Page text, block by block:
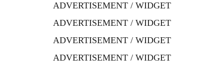
ADVERTISEMENT / WIDGET
ADVERTISEMENT / WIDGET
ADVERTISEMENT / WIDGET
ADVERTISEMENT / WIDGET